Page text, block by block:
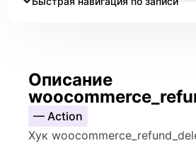
Описание
— Action
Хук